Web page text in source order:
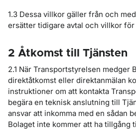
1.3 Dessa villkor gäller från och
ersätter tidigare avtal och villkor för
2 Åtkomst till Tjänsten
2.1 När Transportstyrelsen medger
direktåtkomst eller direktanmälan
instruktioner om att kontakta
begära en teknisk anslutning till
ansvar att inkomma med en sådan
Bolaget inte kommer att ha tillgång